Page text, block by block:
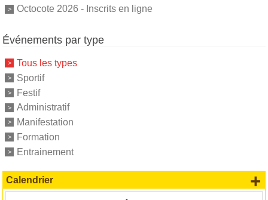
Octocote 2026 - Inscrits en ligne
Événements par type
Tous les types
Sportif
Festif
Administratif
Manifestation
Formation
Entrainement
Calendrier +